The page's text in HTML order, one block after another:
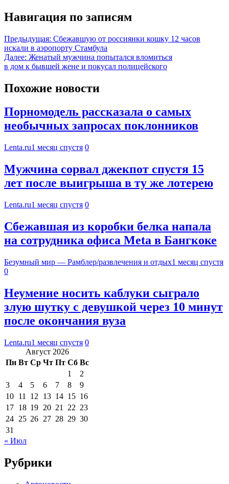
Навигация по записям
Предыдущая: Сбежавшую от россиянки кошку 12 часов
искали в аэропорту Стамбула
Далее: Женатый мужчина попытался вломиться
в дом к бывшей жене и покусал полицейского
Похожие новости
Порномодель рассказала о самых
необычных запросах поклонников
Lenta.ru1 месяц спустя 0
Мужчина сорвал джекпот спустя 15
лет после выигрыша в ту же лотерею
Lenta.ru1 месяц спустя 0
Сбежавшая из коробки белка напала
на сотрудника офиса Meta в Бангкоке
Безумный мир — Рамблер/развлечения и отдых1 месяц спустя
0
Неумение носить каблуки сыграло
злую шутку с девушкой через 10 минут
после окончания вуза
Lenta.ru1 месяц спустя 0
Август 2026
Пн Вт Ср Чт Пт Сб Вс
1
2
3
4 5 6 7 8
9
10 11 12 13 14 15 16
17 18 19 20 21 22 23
24 25 26 27 28 29 30
31
« Июл
Рубрики